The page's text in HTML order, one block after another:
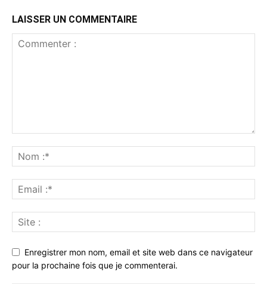
LAISSER UN COMMENTAIRE
Enregistrer mon nom, email et site web dans ce navigateur
pour la prochaine fois que je commenterai.